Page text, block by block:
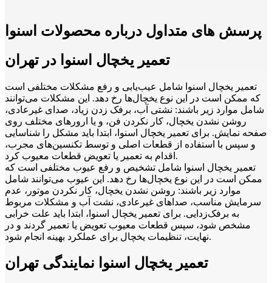
پرسش های متداول درباره محصولات اسنوا
تعمیر یخچال اسنوا در تهران
تعمیر یخچال اسنوا شامل عیب‌یابی و رفع مشکلات مختلفی است
که ممکن است در این نوع یخچال‌ها رخ دهد. این مشکلات می‌توانند
شامل موارد زیر باشند: نشتی آب، برفک زدن زیاد، صدای غیرعادی،
روشن نشدن یخچال، کار نکردن فن، و یا ارورهای مختلف روی
صفحه نمایش. برای تعمیر یخچال اسنوا، ابتدا باید مشکل را شناسایی
و سپس با استفاده از قطعات اصلی و توسط تکنسین‌های مجرب،
اقدام به تعمیر یا تعویض قطعات معیوب کرد.
تعمیر یخچال اسنوا شامل تشخیص و رفع عیوب مختلفی است که
ممکن است در این نوع یخچال‌ها رخ دهد. این عیوب می‌توانند شامل
موارد زیر باشند: روشن نشدن یخچال، کار نکردن موتور، عدم
سرمایش مناسب، صداهای غیرعادی، نشت آب و مشکلات مربوط
به برفک‌زدایی. برای تعمیر یخچال اسنوا، ابتدا باید علت خرابی
مشخص شود، سپس قطعات معیوب تعویض یا تعمیر گردند و در
نهایت، تنظیمات یخچال برای عملکرد بهینه انجام شود.
تعمیر یخچال اسنوا نمایندگی تهران